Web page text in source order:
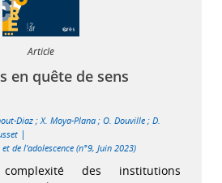
Article
en quête de sens
Diaz ;X. Moya-Plana ; O. Douville ; D.
|
de l'adolescence (n°9, Juin 2023)
des institutions